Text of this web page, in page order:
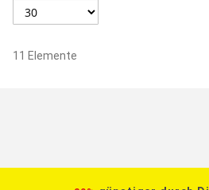
11 Elemente